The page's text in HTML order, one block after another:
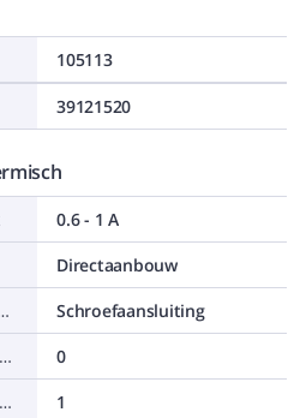
105113
39121520
0.6 - 1 A
Directaanbouw
Schroefaansluiting
Aantal hulpcontacten als wisselcontact
0
Aantal hulpcontacten als maakcontact
1